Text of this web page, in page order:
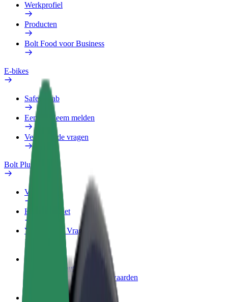
Werkprofiel
Producten
Bolt Food voor Business
E-bikes
Safety Lab
Een probleem melden
Veelgestelde vragen
Bolt Plus
Voordelen
Hoe werkt het
Veelgestelde Vragen
Word een chauffeur
Verdien geld op jouw voorwaarden